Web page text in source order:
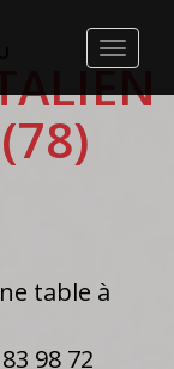
table à
98 72